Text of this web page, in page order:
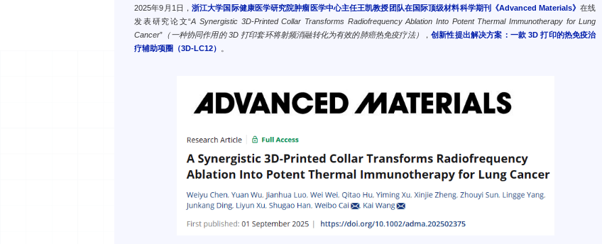
2025年9月1日， 浙江大学国际健康医学研究院肿瘤医学中心主任王凯教授团队在国际顶级材料科学期刊《Advanced Materials》在线
发表研究论文“A Synergistic 3D-Printed Collar Transforms Radiofrequency Ablation Into Potent Thermal Immunotherapy for Lung
Cancer” （一种协同作用的 3D 打印套环将射频消融转化为有效的肺癌热免疫疗法） ，创新性提出解决方案：一款 3D 打印的热免疫治
疗辅助项圈（3D-LC12）